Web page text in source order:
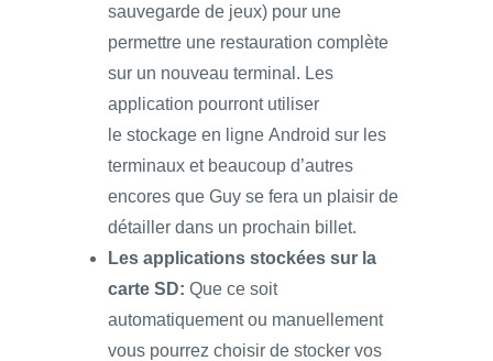
sauvegarde de jeux) pour une
permettre une restauration complète
sur un nouveau terminal. Les
application pourront utiliser
le stockage en ligne Android sur les
terminaux et beaucoup d’autres
encores que Guy se fera un plaisir de
détailler dans un prochain billet.
Les applications stockées sur la
carte SD: Que ce soit
automatiquement ou manuellement
vous pourrez choisir de stocker vos